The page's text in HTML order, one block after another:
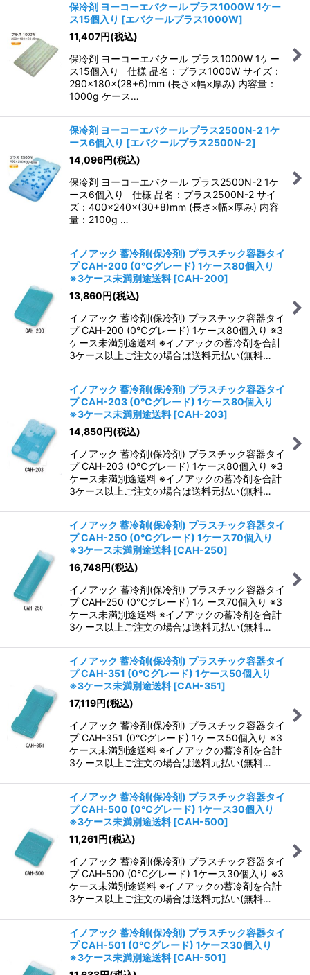
保冷剤 ヨーコーエバクール プラス1000W 1ケー
ス15個入り [エバクールプラス1000W]
11,407円(税込)
保冷剤 ヨーコーエバクール プラス1000W 1ケー
ス15個入り 仕様 品名：プラス1000W サイズ：
290×180×(28+6)mm (長さ×幅×厚み) 内容量：
1000g ケース…
保冷剤 ヨーコーエバクール プラス2500N-2 1ケ
ース6個入り [エバクールプラス2500N-2]
14,096円(税込)
保冷剤 ヨーコーエバクール プラス2500N-2 1ケ
ース6個入り 仕様 品名：プラス2500N-2 サイ
ズ：400×240×(30+8)mm (長さ×幅×厚み) 内容
量：2100g …
イノアック 蓄冷剤(保冷剤) プラスチック容器タイ
プ CAH-200 (0℃グレード) 1ケース80個入り
※3ケース未満別途送料 [CAH-200]
13,860円(税込)
イノアック 蓄冷剤(保冷剤) プラスチック容器タイ
プ CAH-200 (0℃グレード) 1ケース80個入り ※3
ケース未満別途送料 ※イノアックの蓄冷剤を合計
3ケース以上ご注文の場合は送料元払い(無料…
イノアック 蓄冷剤(保冷剤) プラスチック容器タイ
プ CAH-203 (0℃グレード) 1ケース80個入り
※3ケース未満別途送料 [CAH-203]
14,850円(税込)
イノアック 蓄冷剤(保冷剤) プラスチック容器タイ
プ CAH-203 (0℃グレード) 1ケース80個入り ※3
ケース未満別途送料 ※イノアックの蓄冷剤を合計
3ケース以上ご注文の場合は送料元払い(無料…
イノアック 蓄冷剤(保冷剤) プラスチック容器タイ
プ CAH-250 (0℃グレード) 1ケース70個入り
※3ケース未満別途送料 [CAH-250]
16,748円(税込)
イノアック 蓄冷剤(保冷剤) プラスチック容器タイ
プ CAH-250 (0℃グレード) 1ケース70個入り ※3
ケース未満別途送料 ※イノアックの蓄冷剤を合計
3ケース以上ご注文の場合は送料元払い(無料…
イノアック 蓄冷剤(保冷剤) プラスチック容器タイ
プ CAH-351 (0℃グレード) 1ケース50個入り
※3ケース未満別途送料 [CAH-351]
17,119円(税込)
イノアック 蓄冷剤(保冷剤) プラスチック容器タイ
プ CAH-351 (0℃グレード) 1ケース50個入り ※3
ケース未満別途送料 ※イノアックの蓄冷剤を合計
3ケース以上ご注文の場合は送料元払い(無料…
イノアック 蓄冷剤(保冷剤) プラスチック容器タイ
プ CAH-500 (0℃グレード) 1ケース30個入り
※3ケース未満別途送料 [CAH-500]
11,261円(税込)
イノアック 蓄冷剤(保冷剤) プラスチック容器タイ
プ CAH-500 (0℃グレード) 1ケース30個入り ※3
ケース未満別途送料 ※イノアックの蓄冷剤を合計
3ケース以上ご注文の場合は送料元払い(無料…
イノアック 蓄冷剤(保冷剤) プラスチック容器タイ
プ CAH-501 (0℃グレード) 1ケース30個入り
※3ケース未満別途送料 [CAH-501]